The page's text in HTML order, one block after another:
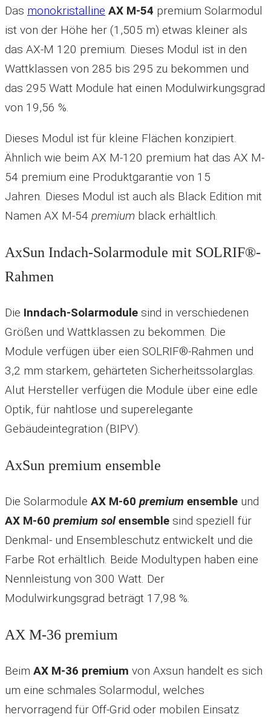
Das monokristalline AX M-54 premium Solarmodul
ist von der Höhe her (1,505 m) etwas kleiner als
das AX-M 120 premium. Dieses Modul ist in den
Wattklassen von 285 bis 295 zu bekommen und
das 295 Watt Module hat einen Modulwirkungsgrad
von 19,56 %.
Dieses Modul ist für kleine Flächen konzipiert.
Ähnlich wie beim AX M-120 premium hat das AX M-
54 premium eine Produktgarantie von 15
Jahren. Dieses Modul ist auch als Black Edition mit
Namen AX M-54 premium black erhältlich.
AxSun Indach-Solarmodule mit SOLRIF®-
Rahmen
Die Inndach-Solarmodule sind in verschiedenen
Größen und Wattklassen zu bekommen. Die
Module verfügen über eien SOLRIF®-Rahmen und
3,2 mm starkem, gehärteten Sicherheitssolarglas.
Alut Hersteller verfügen die Module über eine edle
Optik, für nahtlose und superelegante
Gebäudeintegration (BIPV).
AxSun premium ensemble
Die Solarmodule AX M-60 premium ensemble und
AX M-60 premium solensemble sind speziell für
Denkmal- und Ensembleschutz entwickelt und die
Farbe Rot erhältlich. Beide Modultypen haben eine
Nennleistung von 300 Watt. Der
Modulwirkungsgrad beträgt 17,98 %.
AX M-36 premium
Beim AX M-36 premium von Axsun handelt es sich
um eine schmales Solarmodul, welches
hervorragend für Off-Grid oder mobilen Einsatz